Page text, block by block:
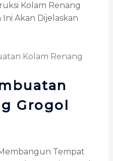
Kolam Renang
Ini Akan Dijelaskan
Kolam Renang
Grogol
Tempat